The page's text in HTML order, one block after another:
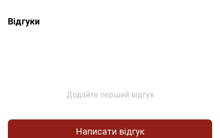
Відгуки
Додайте перший відгук
Написати відгук